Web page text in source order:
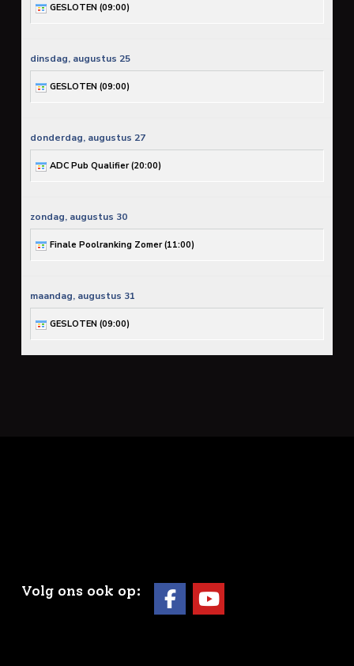
GESLOTEN (09:00)
dinsdag, augustus 25
GESLOTEN (09:00)
donderdag, augustus 27
ADC Pub Qualifier (20:00)
zondag, augustus 30
Finale Poolranking Zomer (11:00)
maandag, augustus 31
GESLOTEN (09:00)
Volg ons ook op: